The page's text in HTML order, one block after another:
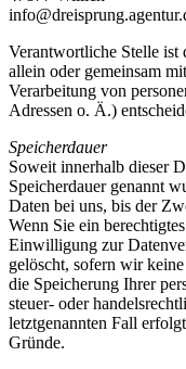
Verantwortliche Stelle ist
allein oder gemeinsam
Verarbeitung von
Adressen o. Ä.)
Speicherdauer
Soweit innerhalb dieser
Speicherdauer genannt
Daten bei uns, bis der
Wenn Sie ein
Einwilligung zur
gelöscht, sofern wir
die Speicherung Ihrer
steuer- oder
letztgenannten Fall
Gründe.